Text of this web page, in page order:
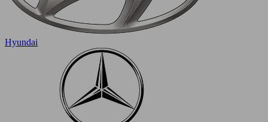
Hyundai